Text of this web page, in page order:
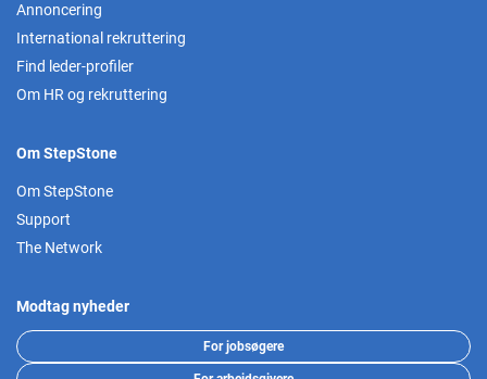
Annoncering
International rekruttering
Find leder-profiler
Om HR og rekruttering
Om StepStone
Om StepStone
Support
The Network
Modtag nyheder
For jobsøgere